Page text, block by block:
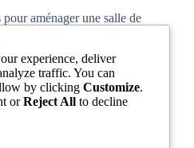
pour aménager une salle de
miroir se brise
experience, deliver
traffic. You can
by clicking Customize.
orReject All to decline